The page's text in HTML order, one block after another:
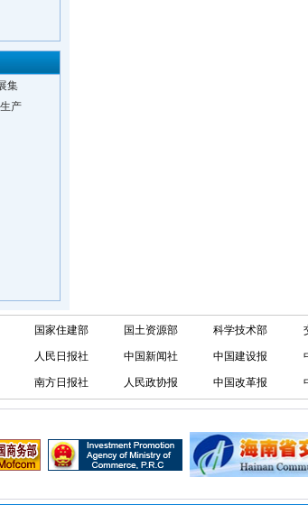
业中心
集
产
新
创业中心
产
国家住建部 国土资源部 科学技术部
人民日报社 中国新闻社 中国建设报
南方日报社 人民政协报 中国改革报